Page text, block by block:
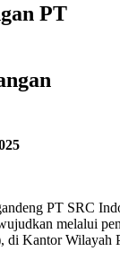
PT
PT SRC
melalui
di Kantor